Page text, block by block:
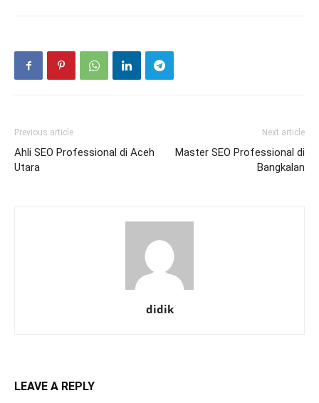
Previous article
Ahli SEO Professional di Aceh
Utara
Next article
Master SEO Professional di
Bangkalan
didik
LEAVE A REPLY